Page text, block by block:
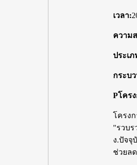
เวลา:
ความ
ประเ
กระบ
Pโคร
โครง
"รวบร
ง.ปัจจุ
ช่วยล